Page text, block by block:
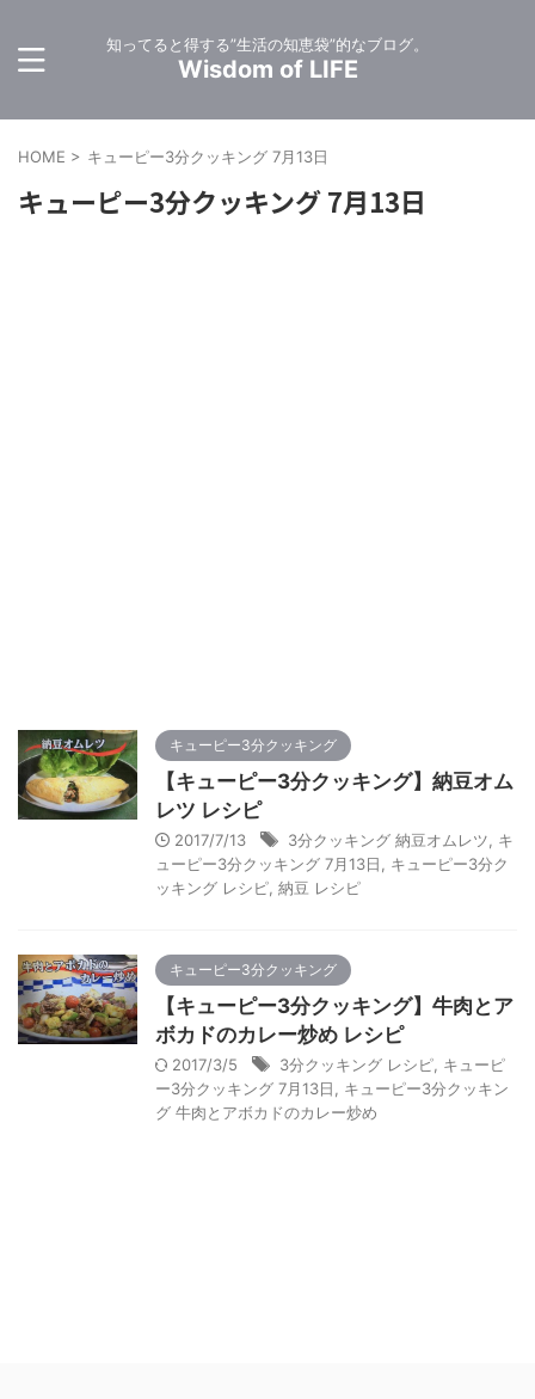
知ってると得する”生活の知恵袋”的なブログ。
Wisdom of LIFE
HOME > キューピー3分クッキング 7月13日
キューピー3分クッキング 7月13日
キューピー3分クッキング
【キューピー3分クッキング】納豆オム
レツ レシピ
2017/7/13 3分クッキング 納豆オムレツ
キ
ューピー3分クッキング 7月13日
キューピー3分ク
ッキング レシピ 納豆 レシピ
キューピー3分クッキング
【キューピー3分クッキング】牛肉とア
ボカドのカレー炒め レシピ
2017/3/5 3分クッキング レシピ キューピ
ー3分クッキング 7月13日
キューピー3分クッキン
グ 牛肉とアボカドのカレー炒め